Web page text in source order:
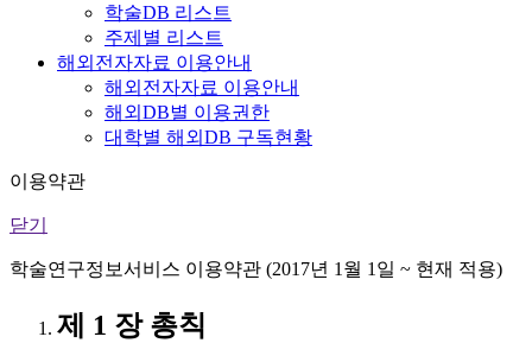
학술DB 리스트
주제별 리스트
해외전자자료 이용안내
해외전자자료 이용안내
해외DB별 이용권한
대학별 해외DB 구독현황
이용약관
닫기
학술연구정보서비스 이용약관 (2017년 1월 1일 ~ 현재 적용)
제 1 장 총칙